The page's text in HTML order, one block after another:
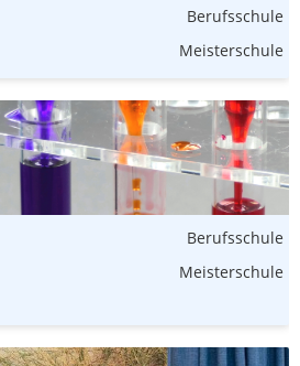
Berufsschule
Meisterschule
Berufsschule
Meisterschule